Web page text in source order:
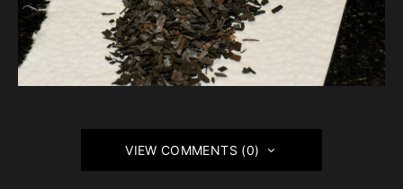
VIEW COMMENTS (0)